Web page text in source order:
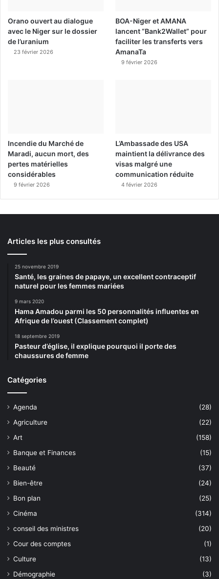
Orano ouvert au dialogue
avec le Niger sur le dossier
de l’uranium
23 février 2026
BOA-Niger et AMANA
lancent “Bank2Wallet” pour
faciliter les transferts vers
AmanaTa
9 février 2026
Incendie du Marché de
Maradi, aucun mort, des
pertes matérielles
considérables
9 février 2026
L’Ambassade des USA
maintient la délivrance des
visas malgré une
communication réduite
4 février 2026
Articles les plus consultés
25 novembre 2019
Santé, les graines de papaye, un excellent contraceptif
naturel pour les femmes mariées
9 mars 2020
Hama Amadou parmi les 50 personnalités influentes en
Afrique de l’ouest (Classement complet)
18 septembre 2019
Pasteur d’église, il explique pourquoi il porte des
chaussures de femme
Catégories
Agenda
(28)
Agriculture
(22)
Art
(158)
Banque et Finances
(15)
Beauté
(37)
Bien-être
(24)
Bon plan
(25)
Cinéma
(314)
conseil des ministres
(20)
Cour des comptes
(1)
Culture
(13)
Démographie
(3)